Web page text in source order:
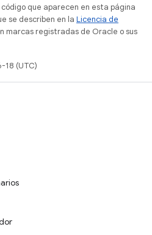
que aparecen en esta página
se describen en la Licencia de
marcas registradas de Oracle o sus
(UTC)